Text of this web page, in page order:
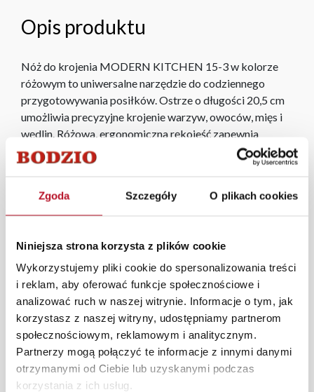
Zgoda Szczegóły O plikach cookies
Niniejsza strona korzysta z plików cookie
Wykorzystujemy pliki cookie do spersonalizowania treści
i reklam, aby oferować funkcje społecznościowe i
analizować ruch w naszej witrynie. Informacje o tym, jak
korzystasz z naszej witryny, udostępniamy partnerom
społecznościowym, reklamowym i analitycznym.
Partnerzy mogą połączyć te informacje z innymi danymi
otrzymanymi od Ciebie lub uzyskanymi podczas
korzystania z ich usług.
Opis produktu
Nóż do krojenia MODERN KITCHEN 15-3 w kolorze
różowym to uniwersalne narzędzie do codziennego
przygotowywania posiłków. Ostrze o długości 20,5 cm
umożliwia precyzyjne krojenie warzyw, owoców, mięs i
wędlin. Różowa, ergonomiczna rękojeść zapewnia
wygodę i komfort pracy. Idealny do kuchni, w której liczy
się funkcjonalność i nowoczesny wygląd.
Każde zmówienie złożone w sklepie stacjonarnym
dostarczymy do 3 dni roboczych na terenie całej Polski.
wynosi do 5 dni roboczych, również na terenie całego
kraju. Wszystkie zamówienia powyżej 1000 zł
dostarczamy gratis niezależnie od miejsca złożenia
zamówienia.
Zdjęcia produktów mają charakter poglądowy.
Rzeczywiste kolory i struktura materiałów mogą różnić
się od widocznych na ekranie, zależnie od ustawień
monitora, rodzaju wyświetlacza i oświetlenia.